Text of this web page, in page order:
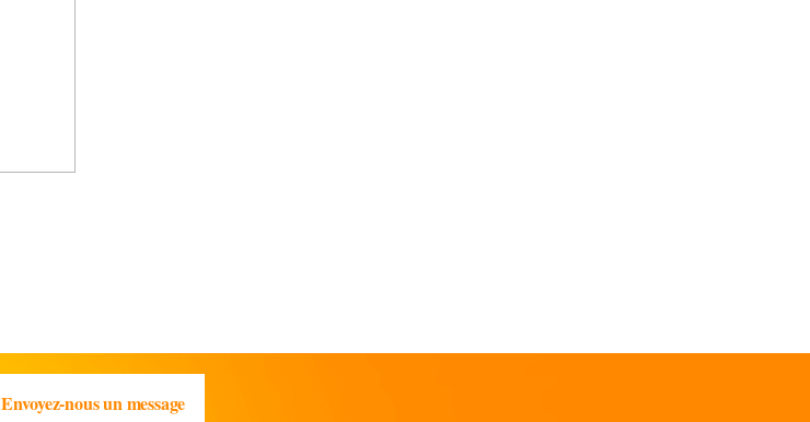
Envoyez-nous un message